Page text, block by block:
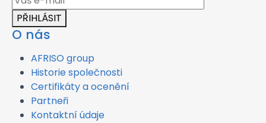
PŘIHLÁSIT
O nás
AFRISO group
Historie společnosti
Certifikáty a ocenění
Partneři
Kontaktní údaje